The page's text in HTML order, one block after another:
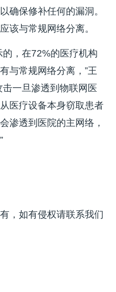
确保修补任何的漏洞。
该与常规网络分离。
的，在72%的医疗机构
与常规网络分离，”王
一旦渗透到物联网医
医疗设备本身窃取患者
渗透到医院的主网络，
，如有侵权请联系我们